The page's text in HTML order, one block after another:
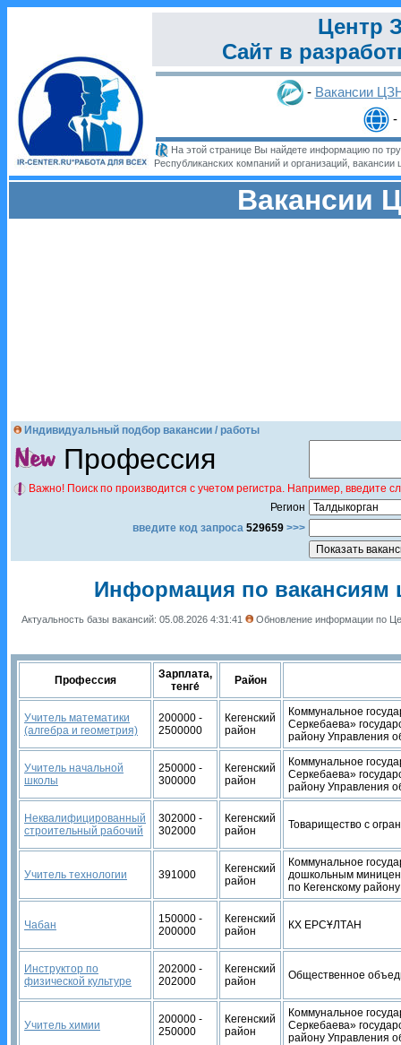
Центр
Сайт в
- Вакансии
-
На этой странице Вы найдете информацию по
Республиканских компаний и организаций,
Вакансии
Индивидуальный подбор вакансии / работы
Профессия
Важно! Поиск по производится с учетом регистра. Например,
Регион
введите код запроса 529659 >>>
Информация по вакансиям
Актуальность базы вакансий: 05.08.2026 4:31:41 Обновление информации по
Профессия
Зарплата,
тенге́
Район
Учитель математики
(алгебра и геометрия)
200000 -
2500000
Кегенский
район
Коммунальное
Серкебаева»
району Управления
Учитель начальной
школы
250000 -
300000
Кегенский
район
Коммунальное
Серкебаева»
району Управления
Неквалифицированный
строительный рабочий
302000 -
302000
Кегенский
район
Товарищество с
Учитель технологии 391000
Кегенский
район
Коммунальное
дошкольным
по Кегенскому
Чабан
150000 -
200000
Кегенский
район
КХ ЕРСҰЛТАН
Инструктор по
физической культуре
202000 -
202000
Кегенский
район
Общественное
Учитель химии
200000 -
250000
Кегенский
район
Коммунальное
Серкебаева»
району Управления